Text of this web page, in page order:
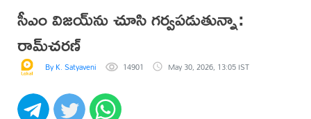
సీఎం విజయ్‌ను చూసి గర్వపడుతున్నా:
రామ్‌చరణ్‌
By K. Satyaveni 14901 May 30, 2026, 13:05 IST